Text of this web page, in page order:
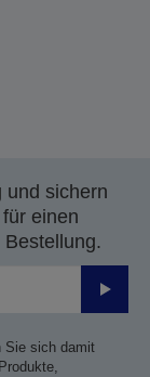
und sichern
einen
Sie sich damit